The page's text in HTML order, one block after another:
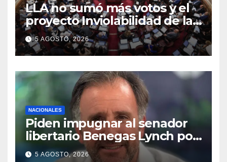
LLA no sumó más votos y el
proyecto Inviolabilidad de la
Propiedad Privada corre
riesgo de caerse en el
Senado
5 AGOSTO, 2026
NACIONALES
Piden impugnar al senador
libertario Benegas Lynch por
tener una empresa que
5 AGOSTO, 2026